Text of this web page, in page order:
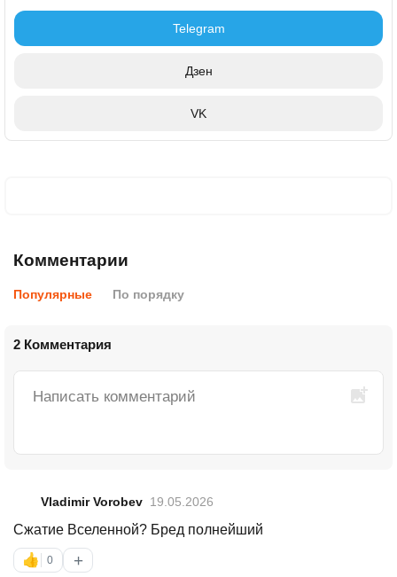
Telegram
Дзен
VK
Комментарии
Популярные По порядку
2 Комментария
Vladimir Vorobev 19.05.2026
Сжатие Вселенной? Бред полнейший
👍 0 +